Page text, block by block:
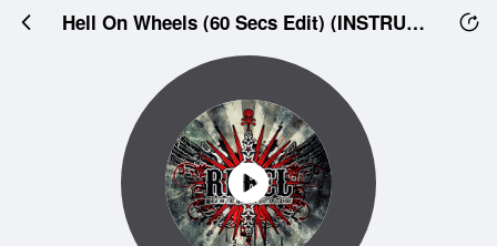
Hell On Wheels (60 Secs Edit) (INSTRUMENTAL)